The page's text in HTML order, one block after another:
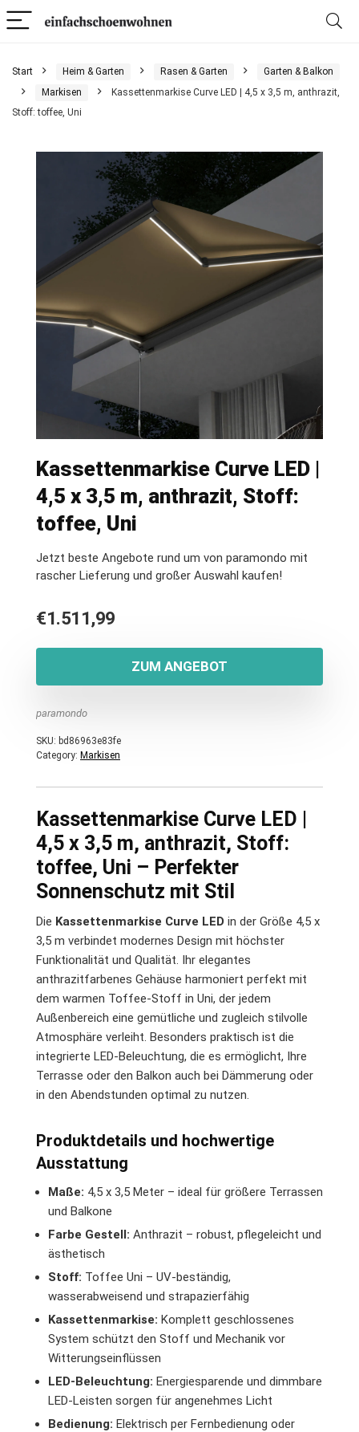
Start Heim & Garten Rasen & Garten
Garten & Balkon
Markisen
Kassettenmarkise Curve LED | 4,5 x 3,5 m, anthrazit,
Stoff: toffee, Uni
Kassettenmarkise Curve LED |
4,5 x 3,5 m, anthrazit, Stoff:
toffee, Uni
Jetzt beste Angebote rund um von paramondo mit
rascher Lieferung und großer Auswahl kaufen!
€1.511,99
ZUM ANGEBOT
paramondo
SKU: bd86963e83fe
Category: Markisen
Kassettenmarkise Curve LED |
4,5 x 3,5 m, anthrazit, Stoff:
toffee, Uni – Perfekter
Sonnenschutz mit Stil
Die Kassettenmarkise Curve LED in der Größe 4,5 x
3,5 m verbindet modernes Design mit höchster
Funktionalität und Qualität. Ihr elegantes
anthrazitfarbenes Gehäuse harmoniert perfekt mit
dem warmen Toffee-Stoff in Uni, der jedem
Außenbereich eine gemütliche und zugleich stilvolle
Atmosphäre verleiht. Besonders praktisch ist die
integrierte LED-Beleuchtung, die es ermöglicht, Ihre
Terrasse oder den Balkon auch bei Dämmerung oder
in den Abendstunden optimal zu nutzen.
Produktdetails und hochwertige
Ausstattung
Maße: 4,5 x 3,5 Meter – ideal für größere Terrassen
und Balkone
Farbe Gestell: Anthrazit – robust, pflegeleicht und
ästhetisch
Stoff: Toffee Uni – UV-beständig,
wasserabweisend und strapazierfähig
Kassettenmarkise: Komplett geschlossenes
System schützt den Stoff und Mechanik vor
Witterungseinflüssen
LED-Beleuchtung: Energiesparende und dimmbare
LED-Leisten sorgen für angenehmes Licht
Bedienung: Elektrisch per Fernbedienung oder